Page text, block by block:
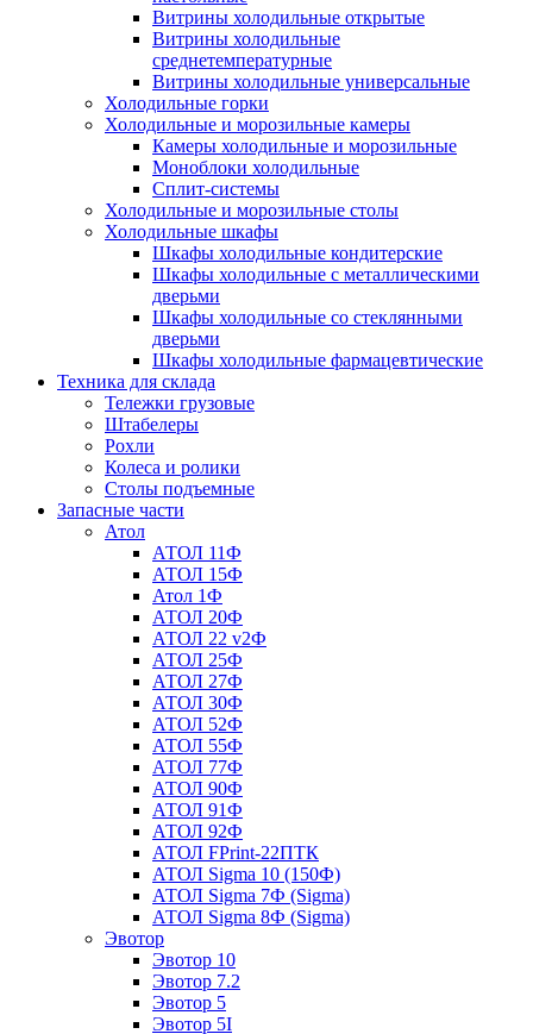
Витрины холодильные открытые
Витрины холодильные
среднетемпературные
Витрины холодильные универсальные
Холодильные горки
Холодильные и морозильные камеры
Камеры холодильные и морозильные
Моноблоки холодильные
Сплит-системы
Холодильные и морозильные столы
Холодильные шкафы
Шкафы холодильные кондитерские
Шкафы холодильные с металлическими
дверьми
Шкафы холодильные со стеклянными
дверьми
Шкафы холодильные фармацевтические
Техника для склада
Тележки грузовые
Штабелеры
Рохли
Колеса и ролики
Столы подъемные
Запасные части
Атол
АТОЛ 11Ф
АТОЛ 15Ф
Атол 1Ф
АТОЛ 20Ф
АТОЛ 22 v2Ф
АТОЛ 25Ф
АТОЛ 27Ф
АТОЛ 30Ф
АТОЛ 52Ф
АТОЛ 55Ф
АТОЛ 77Ф
АТОЛ 90Ф
АТОЛ 91Ф
АТОЛ 92Ф
АТОЛ FPrint-22ПТК
АТОЛ Sigma 10 (150Ф)
АТОЛ Sigma 7Ф (Sigma)
АТОЛ Sigma 8Ф (Sigma)
Эвотор
Эвотор 10
Эвотор 7.2
Эвотор 5
Эвотор 5I